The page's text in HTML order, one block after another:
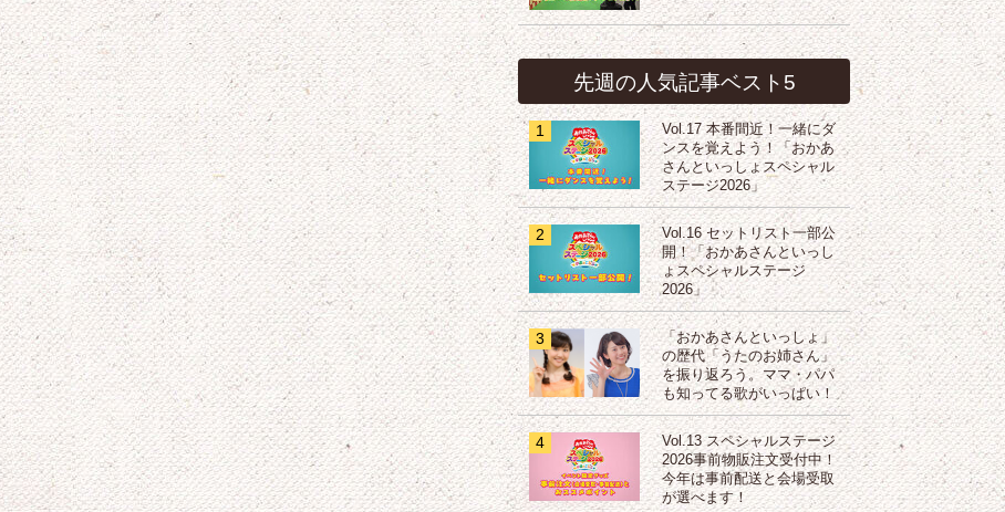
先週の人気記事ベスト5
1
Vol.17 本番間近！一緒にダ
ンスを覚えよう！「おかあ
さんといっしょスペシャル
ステージ2026」
2
Vol.16 セットリスト一部公
開！「おかあさんといっし
ょスペシャルステージ
2026」
3
「おかあさんといっしょ」
の歴代「うたのお姉さん」
を振り返ろう。ママ・パパ
も知ってる歌がいっぱい！
4
Vol.13 スペシャルステージ
2026事前物販注文受付中！
今年は事前配送と会場受取
が選べます！